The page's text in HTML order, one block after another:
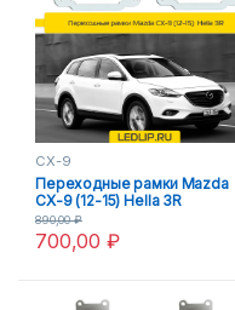
CX-9
Переходные рамки Mazda
CX-9 (12-15) Hella 3R
700,00₽
890,00₽